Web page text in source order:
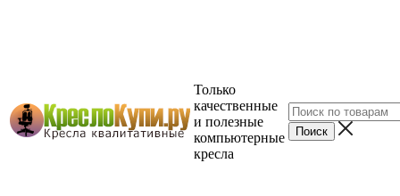
Только
качественные
и полезные
компьютерные
кресла